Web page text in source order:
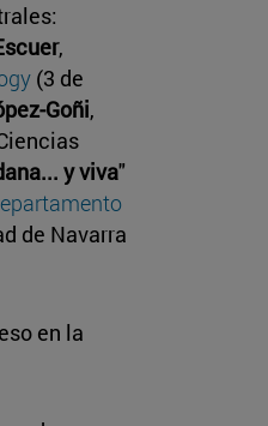
,
(3 de
Goñi,
y viva"
de Navarra
en la